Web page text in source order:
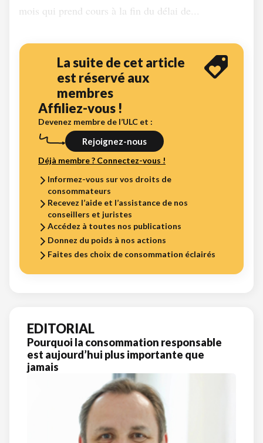
mois qui prend cours à la fin du délai de...
La suite de cet article
est réservé aux
membres
Affiliez-vous !
Devenez membre de l’ULC et :
Rejoignez-nous
Déjà membre ? Connectez-vous !
Informez-vous sur vos droits de
consommateurs
Recevez l’aide et l’assistance de nos
conseillers et juristes
Accédez à toutes nos publications
Donnez du poids à nos actions
Faites des choix de consommation éclairés
EDITORIAL
Pourquoi la consommation responsable
est aujourd’hui plus importante que
jamais